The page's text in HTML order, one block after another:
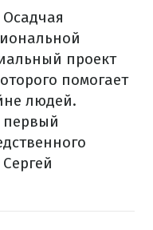
проект
помогает
людей.
первый